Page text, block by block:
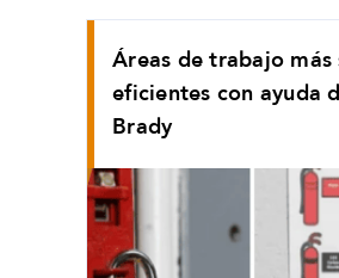
Áreas de trabajo más
eficientes con ayuda
Brady